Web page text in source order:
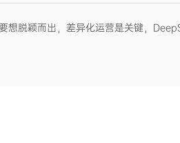
想脱颖而出，差异化运营是关键，